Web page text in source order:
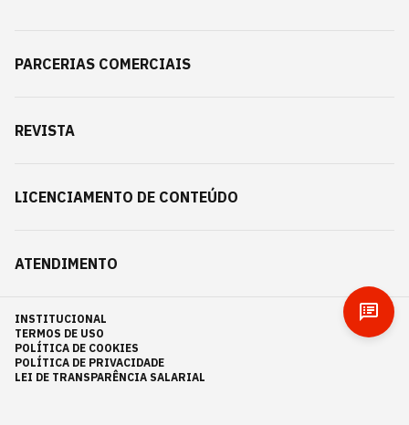
PARCERIAS COMERCIAIS
REVISTA
LICENCIAMENTO DE CONTEÚDO
ATENDIMENTO
INSTITUCIONAL
TERMOS DE USO
POLÍTICA DE COOKIES
POLÍTICA DE PRIVACIDADE
LEI DE TRANSPARÊNCIA SALARIAL